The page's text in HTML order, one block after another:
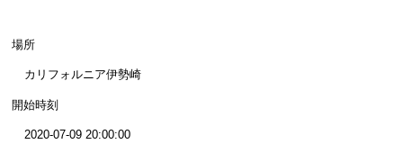
場所
カリフォルニア伊勢崎
開始時刻
2020-07-09 20:00:00